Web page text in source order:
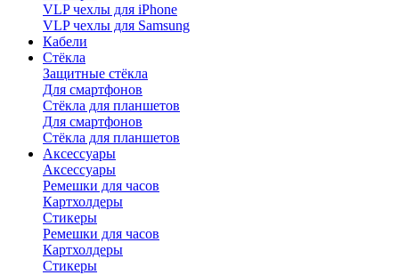
VLP чехлы для iPhone
VLP чехлы для Samsung
Кабели
Стёкла
Защитные стёкла
Для смартфонов
Стёкла для планшетов
Для смартфонов
Стёкла для планшетов
Аксессуары
Аксессуары
Ремешки для часов
Картхолдеры
Стикеры
Ремешки для часов
Картхолдеры
Стикеры